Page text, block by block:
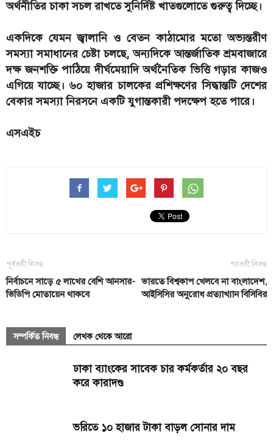
অর্থনীতির চাকা সচল রাখতে সুনির্দিষ্ট খাতগুলোতে গুরুত্ব দিচ্ছে।
একদিকে যেমন জ্বালানি ও বেতন কাঠামোর মতো অভ্যন্তরীণ
সমস্যা সমাধানের চেষ্টা চলছে, অন্যদিকে আন্তর্জাতিক শ্রমবাজারে
দক্ষ জনশক্তি পাঠিয়ে দীর্ঘমেয়াদি অর্থনৈতিক ভিত্তি গড়ার কাজও
এগিয়ে যাচ্ছে। ৬০ হাজার চালকের প্রশিক্ষণের সিদ্ধান্তটি দেশের
বেকার সমস্যা নিরসনে একটি যুগান্তকারী পদক্ষেপ হতে পারে।
এসএইচ
পূর্ববর্তী নিবন্ধ
নির্বাচনে সাড়ে ৫ লাখের বেশি আনসার-
ভিডিপি মোতায়েন থাকবে
পরবর্তী নিবন্ধ
ভারতে বিশ্বকাপ খেলবে না বাংলাদেশ,
আইসিসির অনুরোধ প্রত্যাখ্যান বিসিবির
সম্পর্কিত নিবন্ধ লেখক থেকে আরো
ঢাকা ব্যাংকের সাবেক চার কর্মকর্তার ২০ বছর
করে কারাদণ্ড
ভরিতে ১০ হাজার টাকা বাড়ল সোনার দাম